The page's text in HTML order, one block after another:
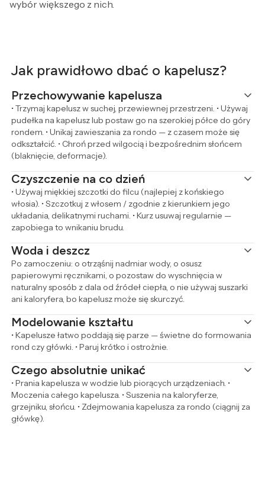
wybór większego z nich.
Jak prawidłowo dbać o kapelusz?
Przechowywanie kapelusza
• Trzymaj kapelusz w suchej, przewiewnej przestrzeni. • Używaj
pudełka na kapelusz lub postaw go na szerokiej półce do góry
rondem. • Unikaj zawieszania za rondo — z czasem może się
odkształcić. • Chroń przed wilgocią i bezpośrednim słońcem
(blaknięcie, deformacje).
Czyszczenie na co dzień
• Używaj miękkiej szczotki do filcu (najlepiej z końskiego
włosia). • Szczotkuj z włosem / zgodnie z kierunkiem jego
układania, delikatnymi ruchami. • Kurz usuwaj regularnie —
zapobiega to wnikaniu brudu.
Woda i deszcz
Po zamoczeniu: o otrząśnij nadmiar wody, o osusz
papierowymi ręcznikami, o pozostaw do wyschnięcia w
naturalny sposób z dala od źródeł ciepła, o nie używaj suszarki
ani kaloryfera, bo kapelusz może się skurczyć.
Modelowanie kształtu
• Kapelusze łatwo poddają się parze — świetne do formowania
rond czy główki. • Paruj krótko i ostrożnie.
Czego absolutnie unikać
• Prania kapelusza w wodzie lub piorących urządzeniach. •
Moczenia całego kapelusza. • Suszenia na kaloryferze,
grzejniku, słońcu. • Zdejmowania kapelusza za rondo (ciągnij za
główkę).